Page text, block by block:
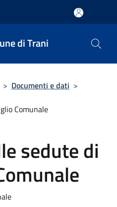
di Trani
> Documenti e dati >
Comunale
sedute di